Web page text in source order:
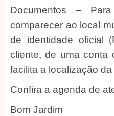
Documentos –
comparecer ao local
de identidade oficial
cliente, de uma conta
facilita a localização
Confira a agenda de
Bom Jardim